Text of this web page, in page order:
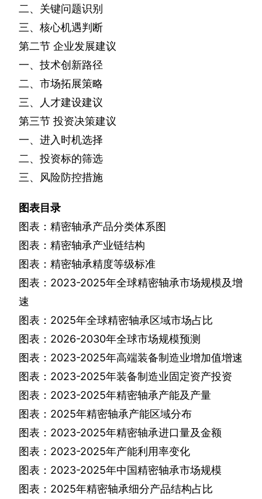
二、关键问题识别
三、核心机遇判断
第二节 企业发展建议
一、技术创新路径
二、市场拓展策略
三、人才建设建议
第三节 投资决策建议
一、进入时机选择
二、投资标的筛选
三、风险防控措施
图表目录
图表：精密轴承产品分类体系图
图表：精密轴承产业链结构
图表：精密轴承精度等级标准
图表： 2023-2025年全球精密轴承市场规模及增
速
图表： 2025年全球精密轴承区域市场占比
图表： 2026-2030年全球市场规模预测
图表： 2023-2025年高端装备制造业增加值增速
图表： 2023-2025年装备制造业固定资产投资
图表： 2023-2025年精密轴承产能及产量
图表： 2025年精密轴承产能区域分布
图表： 2023-2025年精密轴承进口量及金额
图表： 2023-2025年产能利用率变化
图表： 2023-2025年中国精密轴承市场规模
图表： 2025年精密轴承细分产品结构占比